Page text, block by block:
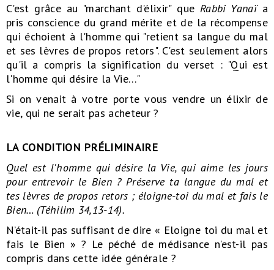
C'est grâce au "marchant d'élixir" que Rabbi Yanaïa
pris conscience du grand mérite et de la récompense
qui échoient à l'homme qui "retient sa langue du mal
et ses lèvres de propos retors". C'est seulement alors
qu'il a compris la signification du verset : "Qui est
l'homme qui désire la Vie…"
Si on venait à votre porte vous vendre un élixir de
vie, qui ne serait pas acheteur ?
LA CONDITION PRÉLIMINAIRE
Quel est l'homme qui désire la Vie, qui aime les jours
pour entrevoir le Bien ? Préserve ta langue du mal et
tes lèvres de propos retors ; éloigne-toi du mal et fais le
Bien… (Téhilim 34,13-14).
N’était-il pas suffisant de dire « Eloigne toi du mal et
fais le Bien » ? Le péché de médisance n’est-il pas
compris dans cette idée générale ?